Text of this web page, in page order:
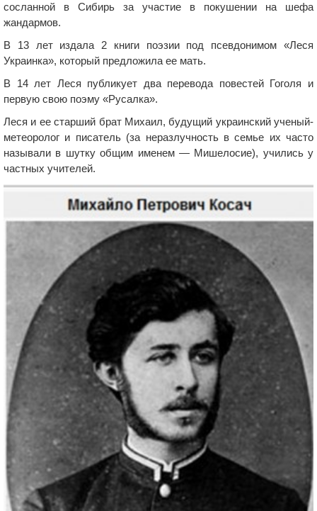
сосланной в Сибирь за участие в покушении на шефа
жандармов.
В 13 лет издала 2 книги поэзии под псевдонимом «Леся
Украинка», который предложила ее мать.
В 14 лет Леся публикует два перевода повестей Гоголя и
первую свою поэму «Русалка».
Леся и ее старший брат Михаил, будущий украинский ученый-
метеоролог и писатель (за неразлучность в семье их часто
называли в шутку общим именем — Мишелосие), учились у
частных учителей.